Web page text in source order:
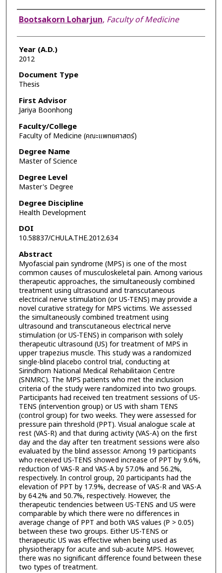
Author
Bootsakorn Loharjun, Faculty of Medicine
Year (A.D.)
2012
Document Type
Thesis
First Advisor
Jariya Boonhong
Faculty/College
Faculty of Medicine (คณะแพทยศาสตร์)
Degree Name
Master of Science
Degree Level
Master's Degree
Degree Discipline
Health Development
DOI
10.58837/CHULA.THE.2012.634
Abstract
Myofascial pain syndrome (MPS) is one of the most
common causes of musculoskeletal pain. Among various
therapeutic approaches, the simultaneously combined
treatment using ultrasound and transcutaneous
electrical nerve stimulation (or US-TENS) may provide a
novel curative strategy for MPS victims. We assessed
the simultaneously combined treatment using
ultrasound and transcutaneous electrical nerve
stimulation (or US-TENS) in comparison with solely
therapeutic ultrasound (US) for treatment of MPS in
upper trapezius muscle. This study was a randomized
single-blind placebo control trial, conducting at
Sirindhorn National Medical Rehabilitaion Centre
(SNMRC). The MPS patients who met the inclusion
criteria of the study were randomized into two groups.
Participants had received ten treatment sessions of US-
TENS (intervention group) or US with sham TENS
(control group) for two weeks. They were assessed for
pressure pain threshold (PPT). Visual analogue scale at
rest (VAS-R) and that during activity (VAS-A) on the first
day and the day after ten treatment sessions were also
evaluated by the blind assessor. Among 19 participants
who received US-TENS showed increase of PPT by 9.6%,
reduction of VAS-R and VAS-A by 57.0% and 56.2%,
respectively. In control group, 20 participants had the
elevation of PPT by 17.9%, decrease of VAS-R and VAS-A
by 64.2% and 50.7%, respectively. However, the
therapeutic tendencies between US-TENS and US were
comparable by which there were no differences in
average change of PPT and both VAS values (P > 0.05)
between these two groups. Either US-TENS or
therapeutic US was effective when being used as
physiotherapy for acute and sub-acute MPS. However,
there was no significant difference found between these
two types of treatment.